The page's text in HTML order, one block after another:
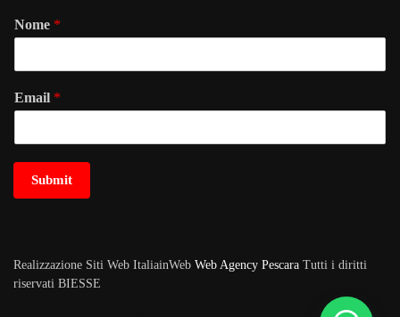
Nome *
Email *
Submit
Realizzazione Siti Web ItaliainWeb Web Agency Pescara Tutti i diritti
riservati BIESSE